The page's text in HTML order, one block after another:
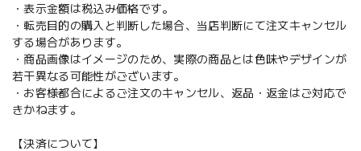
・表示金額は税込み価格です。
・転売目的の購入と判断した場合、当店判断にて注文キャンセル
する場合があります。
・商品画像はイメージのため、実際の商品とは色味やデザインが
若干異なる可能性がございます。
・お客様都合によるご注文のキャンセル、返品・返金はご対応で
きかねます。
【決済について】